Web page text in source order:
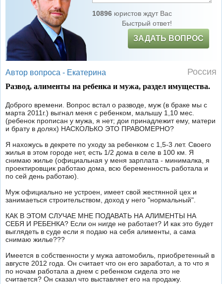
10896юристов ждут Вас
Быстрый ответ!
ЗАДАТЬ ВОПРОС
Автор вопроса - Екатерина Россия
Развод, алименты на ребенка и мужа, раздел имущества.
Доброго времени. Вопрос встал о разводе, муж (в браке мы с
марта 2011г.) выгнал меня с ребенком, малышу 1,10 мес.
(ребенок прописан у мужа, я нет; дои принадлежит ему, матери
и брату в долях) НАСКОЛЬКО ЭТО ПРАВОМЕРНО?
Я нахожусь в декрете по уходу за ребенком с 1,5-3 лет. Своего
жилья в этом городе нет, есть 1/2 дома в селе в 100 км. Я
снимаю жилье (официальная у меня зарплата - минималка, я
проектировщик работаю дома, всю беременность работала и
по сей день работаю).
Муж официально не устроен, имеет свой жестянной цех и
занимаеться строительством, доход у него "нормальный".
КАК В ЭТОМ СЛУЧАЕ МНЕ ПОДАВАТЬ НА АЛИМЕНТЫ НА
СЕБЯ И РЕБЕНКА? Если он нигде не работает? И как это будет
выглядеть в суде если я подаю на себя алименты, а сама
снимаю жилье???
Имеется в собственности у мужа автомобиль, приобретенный в
августе 2012 года. Он считает что он его заработал, а то что я
по ночам работала а днем с ребенком сидела это не
считается? Он сказал что выставляет его на продажу.